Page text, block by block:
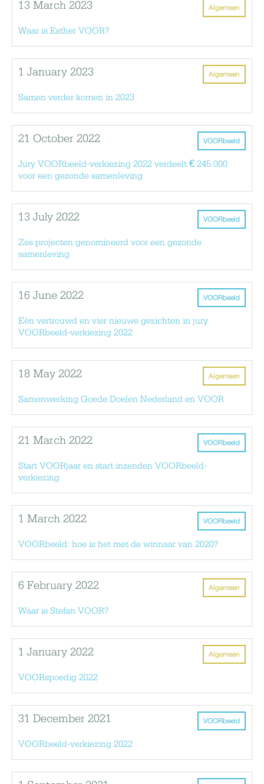
Algemeen
13 March 2023
Waar is Esther VOOR?
Algemeen
1 January 2023
Samen verder komen in 2023
VOORbeeld
21 October 2022
Jury VOORbeeld-verkiezing 2022 verdeelt € 245.000
voor een gezonde samenleving
VOORbeeld
13 July 2022
Zes projecten genomineerd voor een gezonde
samenleving
VOORbeeld
16 June 2022
Eén vertrouwd en vier nieuwe gezichten in jury
VOORbeeld-verkiezing 2022
Algemeen
18 May 2022
Samenwerking Goede Doelen Nederland en VOOR
VOORbeeld
21 March 2022
Start VOORjaar en start inzenden VOORbeeld-
verkiezing
VOORbeeld
1 March 2022
VOORbeeld: hoe is het met de winnaar van 2020?
Algemeen
6 February 2022
Waar is Stefan VOOR?
Algemeen
1 January 2022
VOORspoedig 2022
VOORbeeld
31 December 2021
VOORbeeld-verkiezing 2022